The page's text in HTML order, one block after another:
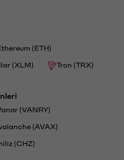
(ETH)
(XLM) Tron (TRX)
(VANRY)
(AVAX)
(CHZ)